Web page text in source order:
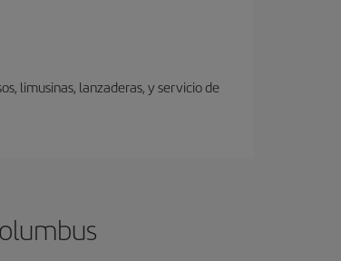
limusinas, lanzaderas, y servicio de